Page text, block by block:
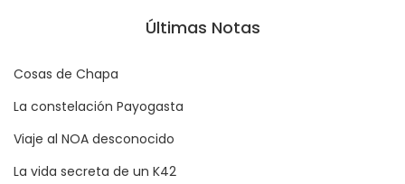
Últimas Notas
Cosas de Chapa
La constelación Payogasta
Viaje al NOA desconocido
La vida secreta de un K42